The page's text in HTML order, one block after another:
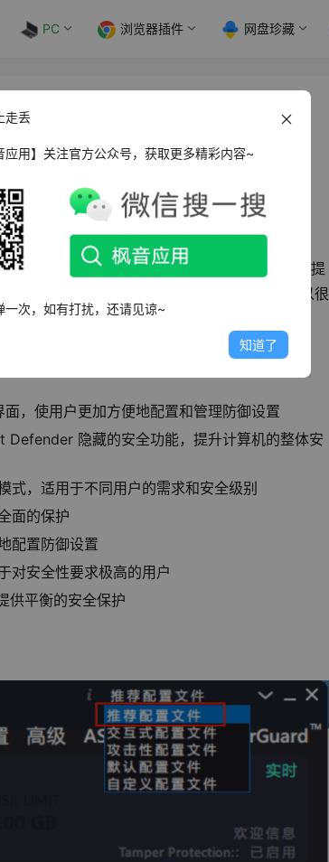
PC 浏览器插件 网盘珍藏
具
，DefenderUI最新版本拥有全新的用户界面提
全性，还有诸多的隐藏功能提供给你让你可以很
，使用户更加方便地配置和管理防御设置
隐藏的安全功能，提升计算机的整体安
式，适用于不同用户的需求和安全级别
面的保护
配置防御设置
对安全性要求极高的用户
供平衡的安全保护
走丢
应用】关注官方公众号，获取更多精彩内容~
一次，如有打扰，还请见谅~
知道了